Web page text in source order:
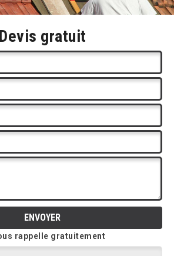
Devis gratuit
rappelle gratuitement